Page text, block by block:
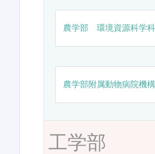
農学部 環境資源科学科
農学部附属動物病院機構
工学部